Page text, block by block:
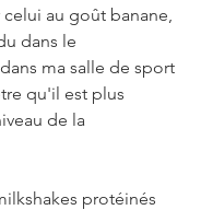
au goût banane,
dans le
ma salle de sport
qu'il est plus
de la
protéinés